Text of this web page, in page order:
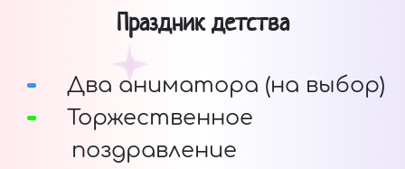
Праздник детства
Два аниматора (на выбор)
Торжественное
поздравление